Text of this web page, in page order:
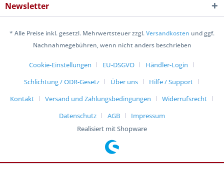
Newsletter
* Alle Preise inkl. gesetzl. Mehrwertsteuer zzgl.Versandkosten und ggf.
Nachnahmegebühren, wenn nicht anders beschrieben
Cookie-Einstellungen EU-DSGVO
Händler-Login
Schlichtung / ODR-Gesetz
Über uns
Hilfe / Support
Kontakt
Versand und Zahlungsbedingungen
Widerrufsrecht
Datenschutz
AGB
Impressum
Realisiert mit Shopware